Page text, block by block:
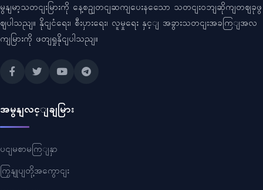
မွနျမာ့သတငျးမြားကို နေ့စဥျတငျဆကျပေးနသေော သတငျးဝဘျဆိုကျတဈခုဖွ
ဈပါသညျ။ နိုငျငံရေး၊ စီးပှားရေး၊ လူမှုရေး နှင့ျ အခွားသတငျးအခကြျအလ
ကျမြားကို ဖတျရှုနိုငျပါသညျ။
အမွနျလင့ျချမြား
ပငျမစာမကြျနှာ
ကြှနျုပျတို့အကွောငျး